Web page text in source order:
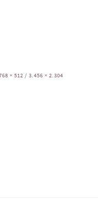
× 512 / 3.456 × 2.304